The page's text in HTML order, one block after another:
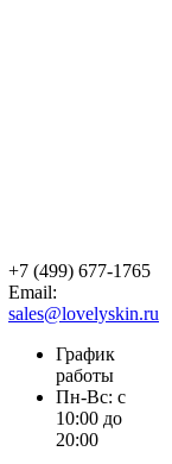
+7 (499) 677-1765
Email:
sales@lovelyskin.ru
График
работы
Пн-Вс: с
10:00 до
20:00